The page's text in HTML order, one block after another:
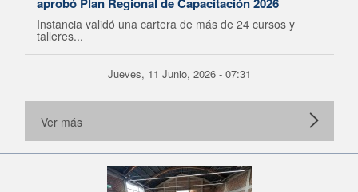
Instancia validó una cartera de más de 24 cursos y
talleres...
Jueves, 11 Junio, 2026 - 07:31
Ver más